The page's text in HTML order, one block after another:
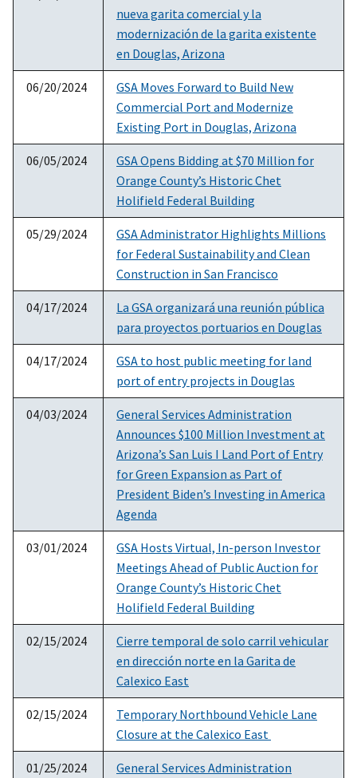
nueva garita comercial y la
modernización de la garita existente
en Douglas, Arizona
06/20/2024
GSA Moves Forward to Build New
Commercial Port and Modernize
Existing Port in Douglas, Arizona
06/05/2024
GSA Opens Bidding at $70 Million for
Orange County’s Historic Chet
Holifield Federal Building
05/29/2024
GSA Administrator Highlights Millions
for Federal Sustainability and Clean
Construction in San Francisco
04/17/2024
La GSA organizará una reunión pública
para proyectos portuarios en Douglas
04/17/2024
GSA to host public meeting for land
port of entry projects in Douglas
04/03/2024
General Services Administration
Announces $100 Million Investment at
Arizona’s San Luis I Land Port of Entry
for Green Expansion as Part of
President Biden’s Investing in America
Agenda
03/01/2024
GSA Hosts Virtual, In-person Investor
Meetings Ahead of Public Auction for
Orange County’s Historic Chet
Holifield Federal Building
02/15/2024
Cierre temporal de solo carril vehicular
en dirección norte en la Garita de
Calexico East
02/15/2024
Temporary Northbound Vehicle Lane
Closure at the Calexico East
01/25/2024
General Services Administration